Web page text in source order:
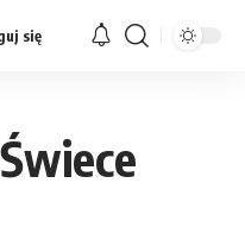
się